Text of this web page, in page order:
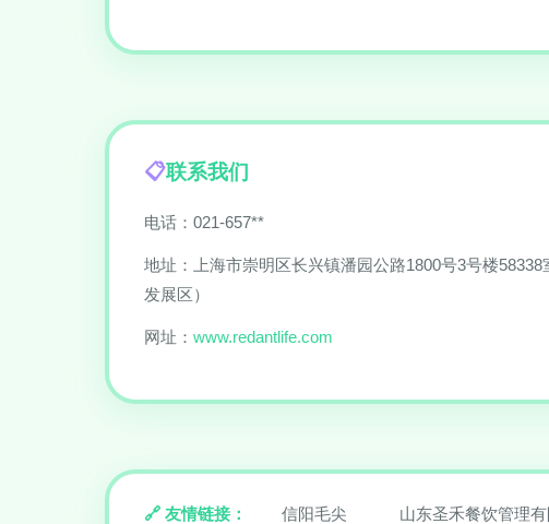
联系我们
电话：021-657**
地址：上海市崇明区长兴镇潘园公路1800号3号楼
发展区）
网址： www.redantlife.com
友情链接： 信阳毛尖 山东圣禾餐饮管理